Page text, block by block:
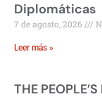
Diplomáticas
7 de agosto, 2026
Leer más »
THE